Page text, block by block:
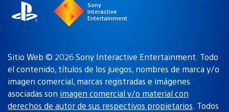
Sony
Interactive
Entertainment
Sitio Web © 2026 Sony Interactive Entertainment. Todo
el contenido, títulos de los juegos, nombres de marca y/o
imagen comercial, marcas registradas e imágenes
asociadas son imagen comercial y/o material con
derechos de autor de sus respectivos propietarios. Todos